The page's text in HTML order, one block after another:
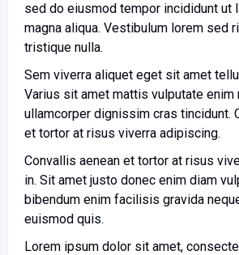
sed do eiusmod tempor incididunt ut
magna aliqua. Vestibulum lorem sed
tristique nulla.
Sem viverra aliquet eget sit amet
Varius sit amet mattis vulputate enim
ullamcorper dignissim cras tincidunt.
et tortor at risus viverra adipiscing.
Convallis aenean et tortor at risus
in. Sit amet justo donec enim diam
bibendum enim facilisis gravida
euismod quis.
Lorem ipsum dolor sit amet,